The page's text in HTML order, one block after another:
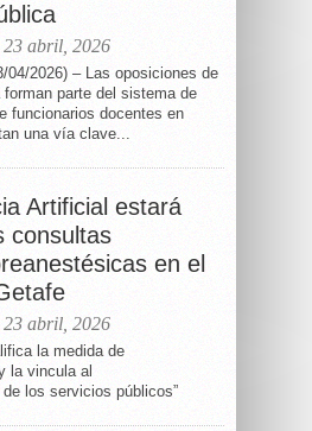
23 abril, 2026
04/2026) – Las oposiciones de
parte del sistema de
funcionarios docentes en
una vía clave...
Artificial estará
consultas
en el
23 abril, 2026
la medida de
la vincula al
los servicios públicos”